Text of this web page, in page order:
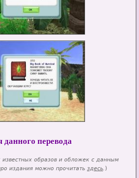
данного перевода
известных образов и обложек с данным
издания можно прочитать здесь. )